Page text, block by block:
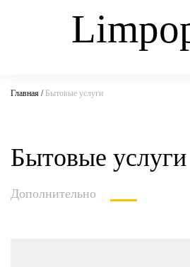
Главная / Бытовые услуги
Бытовые услуги
Дополнительно